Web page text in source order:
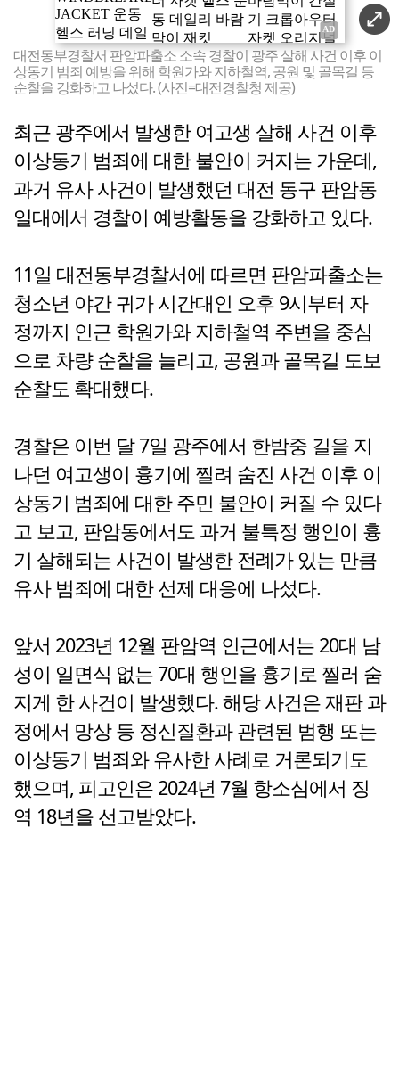
대전동부경찰서 판암파출소 소속 경찰이 광주 살해 사건 이후 이
상동기 범죄 예방을 위해 학원가와 지하철역, 공원 및 골목길 등
순찰을 강화하고 나섰다. (사진=대전경찰청 제공)
최근 광주에서 발생한 여고생 살해 사건 이후
이상동기 범죄에 대한 불안이 커지는 가운데,
과거 유사 사건이 발생했던 대전 동구 판암동
일대에서 경찰이 예방활동을 강화하고 있다.
11일 대전동부경찰서에 따르면 판암파출소는
청소년 야간 귀가 시간대인 오후 9시부터 자
정까지 인근 학원가와 지하철역 주변을 중심
으로 차량 순찰을 늘리고, 공원과 골목길 도보
순찰도 확대했다.
경찰은 이번 달 7일 광주에서 한밤중 길을 지
나던 여고생이 흉기에 찔려 숨진 사건 이후 이
상동기 범죄에 대한 주민 불안이 커질 수 있다
고 보고, 판암동에서도 과거 불특정 행인이 흉
기 살해되는 사건이 발생한 전례가 있는 만큼
유사 범죄에 대한 선제 대응에 나섰다.
앞서 2023년 12월 판암역 인근에서는 20대 남
성이 일면식 없는 70대 행인을 흉기로 찔러 숨
지게 한 사건이 발생했다. 해당 사건은 재판 과
정에서 망상 등 정신질환과 관련된 범행 또는
이상동기 범죄와 유사한 사례로 거론되기도
했으며, 피고인은 2024년 7월 항소심에서 징
역 18년을 선고받았다.